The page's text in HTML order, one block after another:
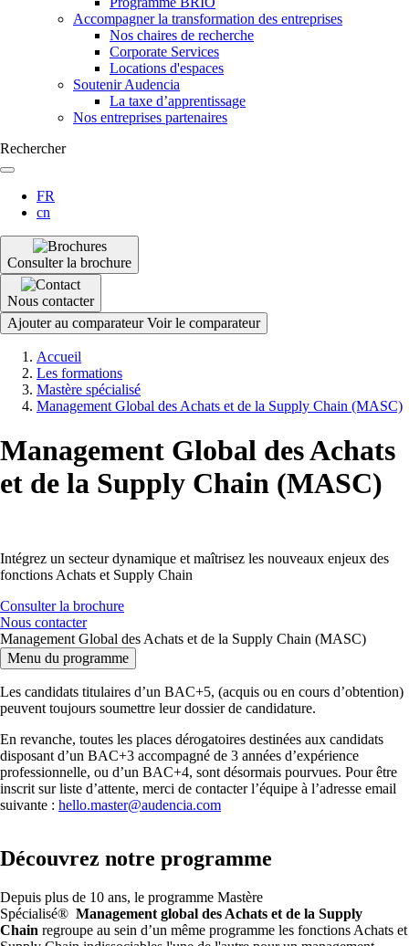
Accompagner la transformation des entreprises
Nos chaires de recherche
Corporate Services
Locations d'espaces
Soutenir Audencia
La taxe d’apprentissage
Nos entreprises partenaires
Rechercher
FR
cn
Consulter la brochure
Nous contacter
Ajouter au comparateur Voir le comparateur
d'Ariane
Accueil
Les formations
Mastère spécialisé
Management Global des Achats et de la Supply Chain (MASC)
Management Global des Achats
et de la Supply Chain (MASC)
Intégrez un secteur dynamique et maîtrisez les nouveaux enjeux des
fonctions Achats et Supply Chain
Consulter la brochure
Nous contacter
Management Global des Achats et de la Supply Chain (MASC)
Menu du programme
Les candidats titulaires d’un BAC+5, (acquis ou en cours d’obtention)
peuvent toujours soumettre leur dossier de candidature.
En revanche, toutes les places dérogatoires destinées aux candidats
disposant d’un BAC+3 accompagné de 3 années d’expérience
professionnelle, ou d’un BAC+4, sont désormais pourvues. Pour être
inscrit sur liste d’attente, merci de contacter l’équipe à l’adresse email
suivante : hello.master@audencia.com
Découvrez notre programme
Depuis plus de 10 ans, le programme Mastère
Spécialisé® Management global des Achats et de la Supply
Chain regroupe au sein d’un même programme les fonctions Achats et